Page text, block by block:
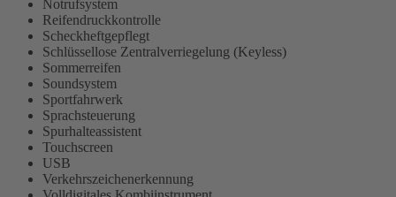
Notrufsystem
Reifendruckkontrolle
Scheckheftgepflegt
Schlüssellose Zentralverriegelung (Keyless)
Sommerreifen
Soundsystem
Sportfahrwerk
Sprachsteuerung
Spurhalteassistent
Touchscreen
USB
Verkehrszeichenerkennung